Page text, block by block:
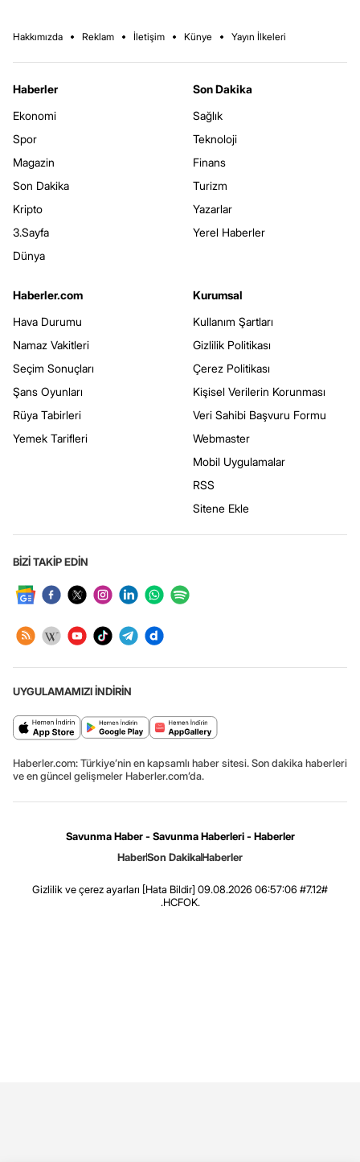
Hakkımızda Reklam İletişim Künye Yayın İlkeleri
Haberler
Ekonomi
Spor
Magazin
Son Dakika
Kripto
3.Sayfa
Dünya
Son Dakika
Sağlık
Teknoloji
Finans
Turizm
Yazarlar
Yerel Haberler
Haberler.com
Hava Durumu
Namaz Vakitleri
Seçim Sonuçları
Şans Oyunları
Rüya Tabirleri
Yemek Tarifleri
Kurumsal
Kullanım Şartları
Gizlilik Politikası
Çerez Politikası
Kişisel Verilerin Korunması
Veri Sahibi Başvuru Formu
Webmaster
Mobil Uygulamalar
RSS
Sitene Ekle
BİZİ TAKİP EDİN
UYGULAMAMIZI İNDİRİN
Haberler.com: Türkiye’nin en kapsamlı haber sitesi. Son dakika haberleri
ve en güncel gelişmeler Haberler.com’da.
Savunma Haber - Savunma Haberleri - Haberler
HaberSon DakikaHaberler
Gizlilik ve çerez ayarları [Hata Bildir] 09.08.2026 06:57:06 #7.12#
.HCFOK.